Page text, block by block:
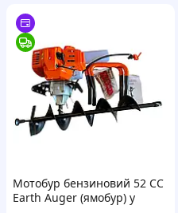
Мотобур бензиновий 52 СС
Earth Auger (ямобур) у